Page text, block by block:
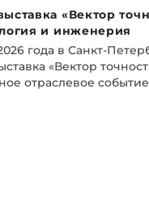
«Вектор
и инженерия
года в Санкт-
«Вектор
отраслевое